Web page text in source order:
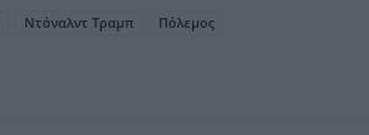
Ντόναλντ Τραμπ
Πόλεμος